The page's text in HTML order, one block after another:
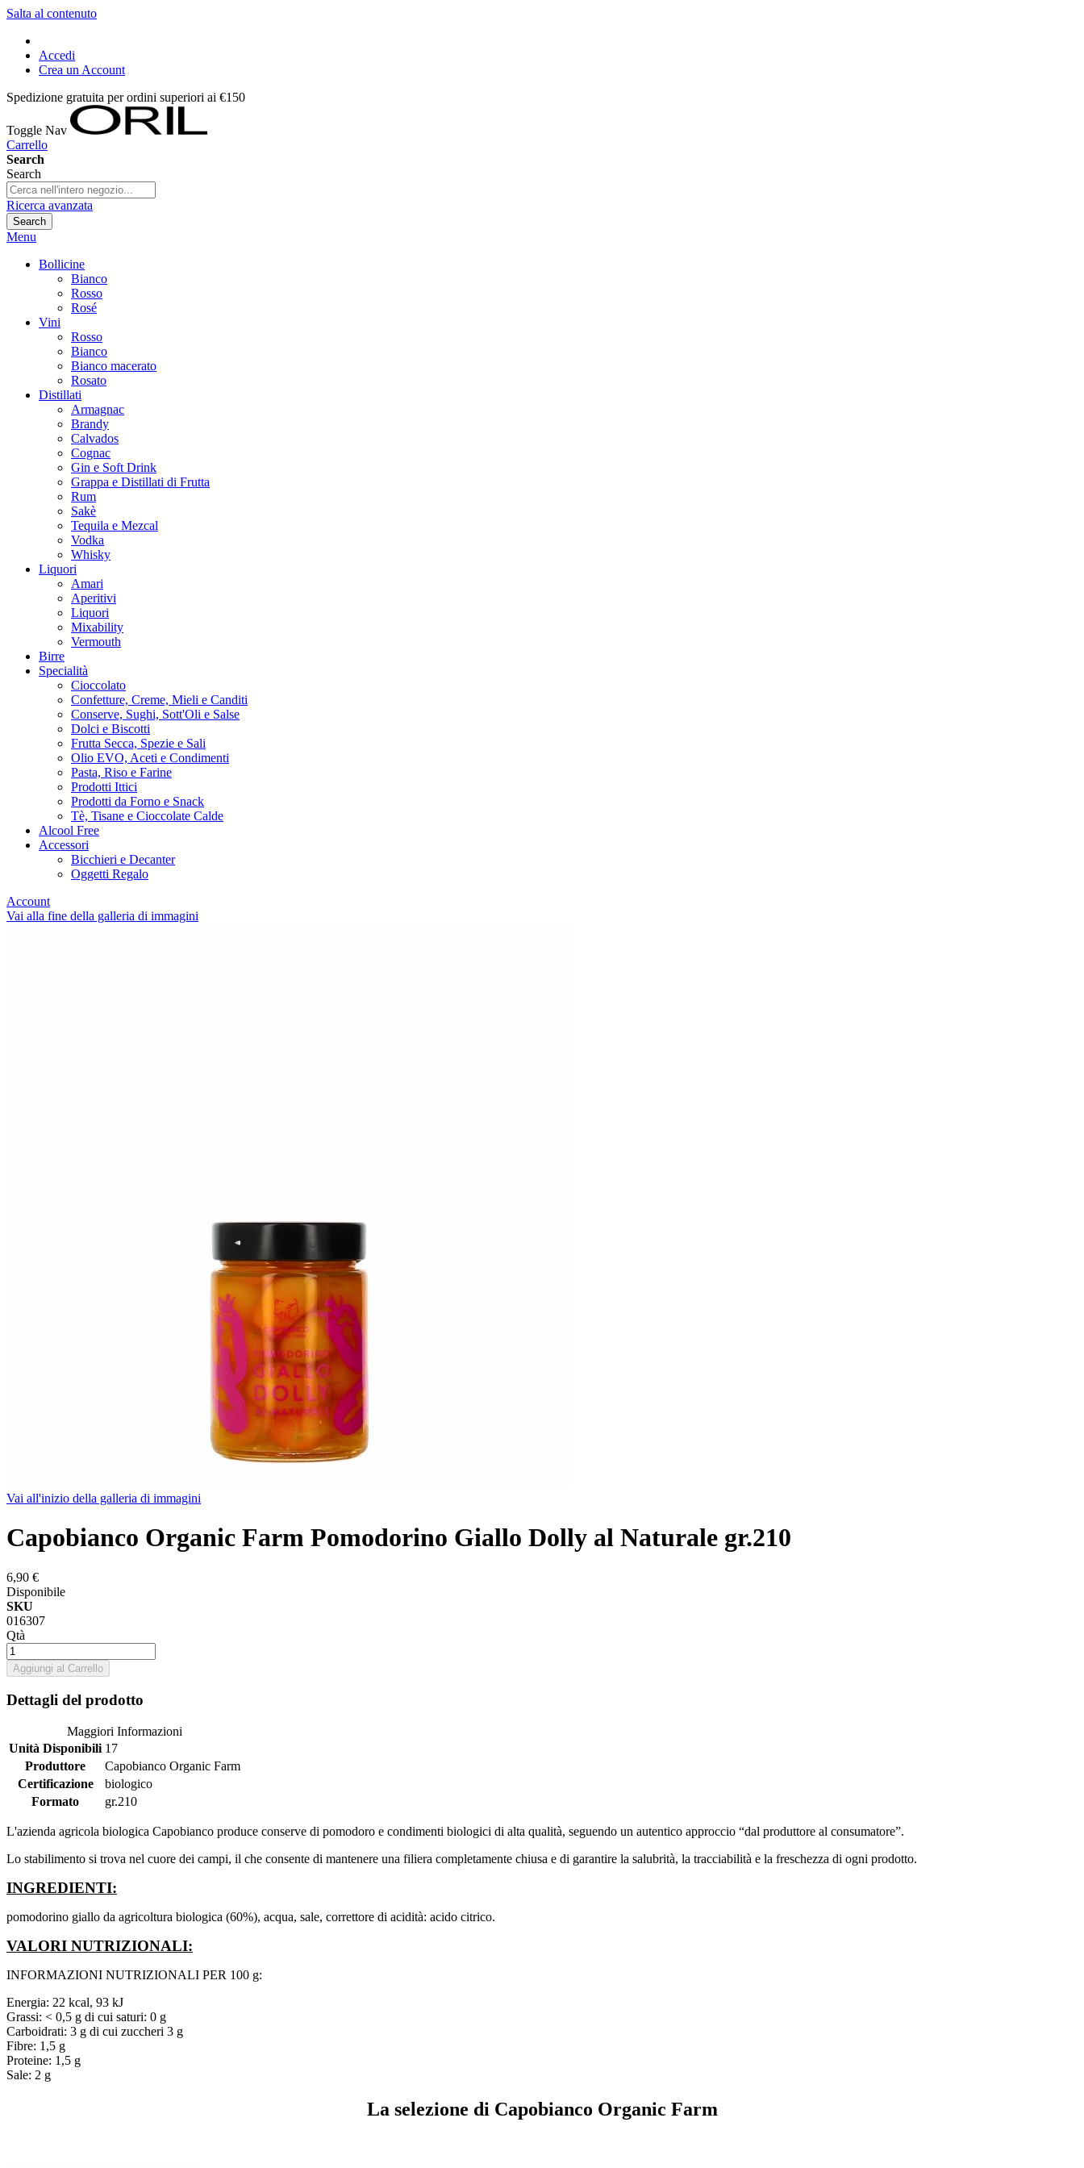
Salta al contenuto
Accedi
Crea un Account
Spedizione gratuita per ordini superiori ai €150
Toggle Nav
Carrello
Search
Search
Ricerca avanzata
Search
Menu
Bollicine
Bianco
Rosso
Rosé
Vini
Rosso
Bianco
Bianco macerato
Rosato
Distillati
Armagnac
Brandy
Calvados
Cognac
Gin e Soft Drink
Grappa e Distillati di Frutta
Rum
Sakè
Tequila e Mezcal
Vodka
Whisky
Liquori
Amari
Aperitivi
Liquori
Mixability
Vermouth
Birre
Specialità
Cioccolato
Confetture, Creme, Mieli e Canditi
Conserve, Sughi, Sott'Oli e Salse
Dolci e Biscotti
Frutta Secca, Spezie e Sali
Olio EVO, Aceti e Condimenti
Pasta, Riso e Farine
Prodotti Ittici
Prodotti da Forno e Snack
Tè, Tisane e Cioccolate Calde
Alcool Free
Accessori
Bicchieri e Decanter
Oggetti Regalo
Account
Vai alla fine della galleria di immagini
Vai all'inizio della galleria di immagini
Capobianco Organic Farm Pomodorino Giallo Dolly al Naturale gr.210
6,90 €
Disponibile
SKU
016307
Qtà
Aggiungi al Carrello
Dettagli del prodotto
Maggiori Informazioni
Unità Disponibili 17
Produttore
Capobianco Organic Farm
Certificazione
biologico
Formato
gr.210
L'azienda agricola biologica Capobianco produce conserve di pomodoro e condimenti biologici di alta qualità, seguendo un autentico approccio “dal produttore al consumatore”.
Lo stabilimento si trova nel cuore dei campi, il che consente di mantenere una filiera completamente chiusa e di garantire la salubrità, la tracciabilità e la freschezza di ogni prodotto.
INGREDIENTI:
pomodorino giallo da agricoltura biologica (60%), acqua, sale, correttore di acidità: acido citrico.
VALORI NUTRIZIONALI:
INFORMAZIONI NUTRIZIONALI PER 100 g:
Energia: 22 kcal, 93 kJ
Grassi: < 0,5 g di cui saturi: 0 g
Carboidrati: 3 g di cui zuccheri 3 g
Fibre: 1,5 g
Proteine: 1,5 g
Sale: 2 g
La selezione di Capobianco Organic Farm